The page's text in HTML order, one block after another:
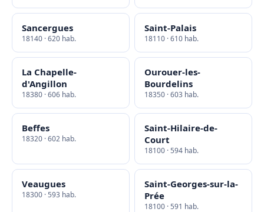
Sancergues
18140 · 620 hab.
Saint-Palais
18110 · 610 hab.
La Chapelle-
d'Angillon
18380 · 606 hab.
Ourouer-les-
Bourdelins
18350 · 603 hab.
Beffes
18320 · 602 hab.
Saint-Hilaire-de-
Court
18100 · 594 hab.
Veaugues
18300 · 593 hab.
Saint-Georges-sur-la-
Prée
18100 · 591 hab.